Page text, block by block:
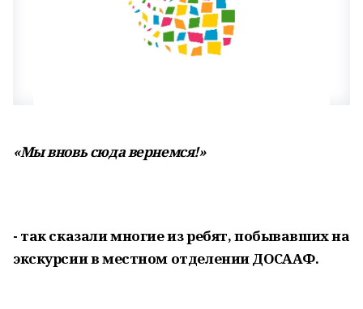
«Мы вновь сюда вернемся!»
- так сказали многие из ребят, побывавших на
экскурсии в местном отделении ДОСААФ.